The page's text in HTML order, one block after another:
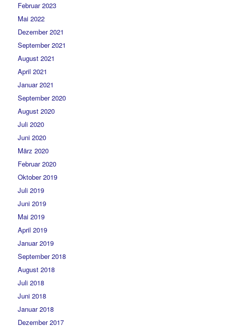
Februar 2023
Mai 2022
Dezember 2021
September 2021
August 2021
April 2021
Januar 2021
September 2020
August 2020
Juli 2020
Juni 2020
März 2020
Februar 2020
Oktober 2019
Juli 2019
Juni 2019
Mai 2019
April 2019
Januar 2019
September 2018
August 2018
Juli 2018
Juni 2018
Januar 2018
Dezember 2017